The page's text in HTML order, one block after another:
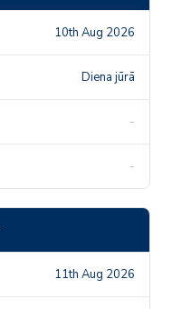
10th Aug 2026
Diena jūrā
-
-
11th Aug 2026